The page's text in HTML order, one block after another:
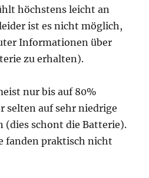
höchstens leicht an
ist es nicht möglich,
Informationen über
zu erhalten).
nur bis auf 80%
selten auf sehr niedrige
(dies schont die Batterie).
fanden praktisch nicht